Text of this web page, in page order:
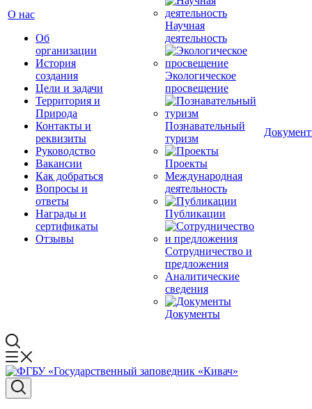
О нас
Об
организации
История
создания
Цели и задачи
Территория и
Природа
Контакты и
реквизиты
Руководство
Вакансии
Как добраться
Вопросы и
ответы
Награды и
сертификаты
Отзывы
Научная
деятельность
Экологическое
просвещение
Познавательный
туризм
Проекты
Международная
деятельность
Публикации
Сотрудничество и
предложения
Аналитические
сведения
Документы